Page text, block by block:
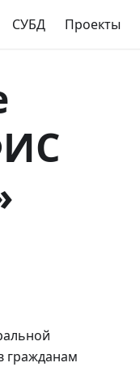
СУБД Проекты
гражданам